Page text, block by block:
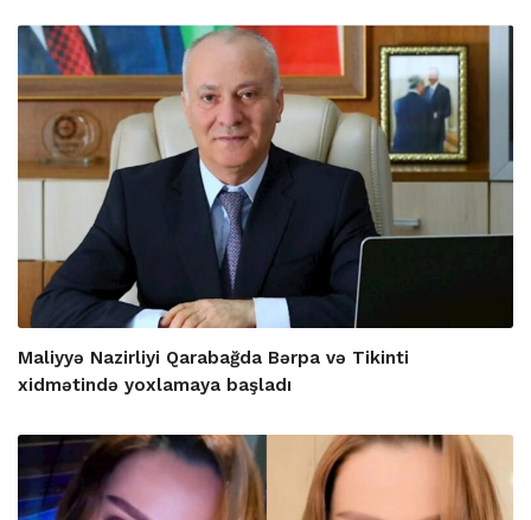
Maliyyə Nazirliyi Qarabağda Bərpa və Tikinti
xidmətində yoxlamaya başladı